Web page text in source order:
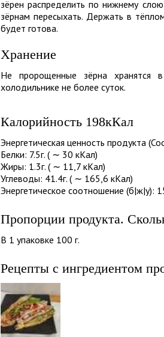
зёрен распределить по нижнему
зёрнам пересыхать. Держать в
будет готова.
Хранение
Не пророщенные зёрна хранятся
холодильнике не более суток.
Калорийность 198кКал
Энергетическая ценность продукта
Белки: 7.5г. ( ∼ 30 кКал)
Жиры: 1.3г. ( ∼ 11,7 кКал)
Углеводы: 41.4г. ( ∼ 165,6 кКал)
Энергетическое соотношение (б|ж|у):
Пропорции продукта.
В 1 упаковке 100 г.
Рецепты с ингредиентом